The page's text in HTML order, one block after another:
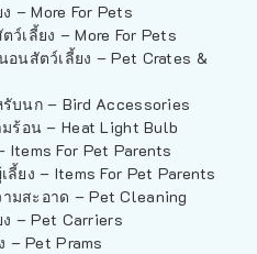
– More For Pets
ว์เลี้ยง – More For Pets
นสัตว์เลี้ยง – Pet Crates &
บนก – Bird Accessories
ร้อน – Heat Light Bulb
Items For Pet Parents
ลี้ยง – Items For Pet Parents
มสะอาด – Pet Cleaning
ง – Pet Carriers
– Pet Prams